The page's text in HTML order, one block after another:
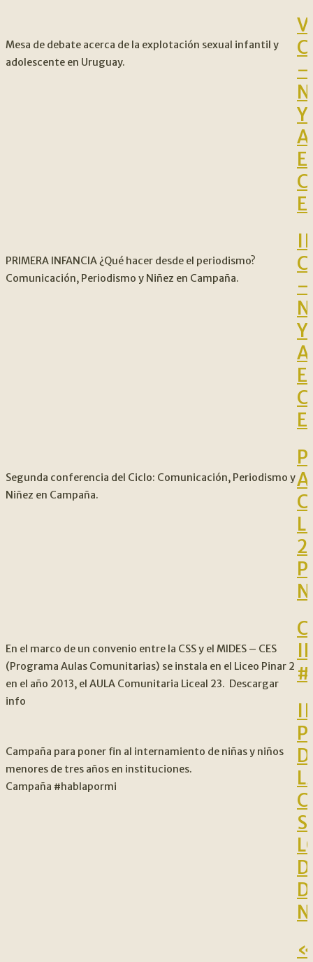
Mesa de debate acerca de la explotación sexual infantil y
adolescente en Uruguay.
V
–
Y
PRIMERA INFANCIA ¿Qué hacer desde el periodismo?
Comunicación, Periodismo y Niñez en Campaña.
II
–
Y
Segunda conferencia del Ciclo: Comunicación, Periodismo y
Niñez en Campaña.
2
En el marco de un convenio entre la CSS y el MIDES – CES
(Programa Aulas Comunitarias) se instala en el Liceo Pinar 2
en el año 2013, el AULA Comunitaria Liceal 23. Descargar
info
Campaña para poner fin al internamiento de niñas y niños
menores de tres años en instituciones.
Campaña #hablapormi